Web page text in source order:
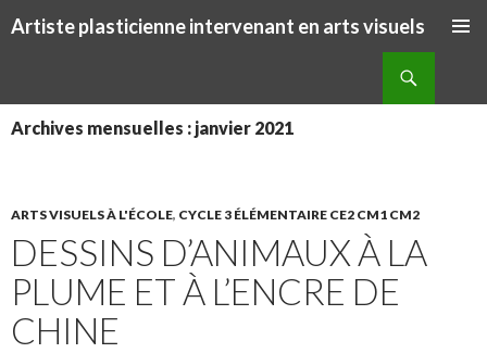
Artiste plasticienne intervenant en arts visuels
Archives mensuelles : janvier 2021
ARTS VISUELS À L'ÉCOLE, CYCLE 3 ÉLÉMENTAIRE CE2 CM1 CM2
DESSINS D’ANIMAUX À LA
PLUME ET À L’ENCRE DE
CHINE